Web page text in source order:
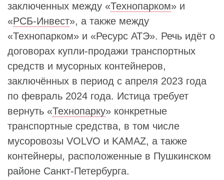
заключенных между «Технопарком» и
«РСБ-Инвест», а также между
«Технопарком» и «Ресурс АТЭ». Речь идёт о
договорах купли-продажи транспортных
средств и мусорных контейнеров,
заключённых в период с апреля 2023 года
по февраль 2024 года. Истица требует
вернуть «Технопарку» конкретные
транспортные средства, в том числе
мусоровозы VOLVO и KAMAZ, а также
контейнеры, расположенные в Пушкинском
районе Санкт-Петербурга.